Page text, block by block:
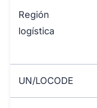
Región
logística
UN/LOCODE